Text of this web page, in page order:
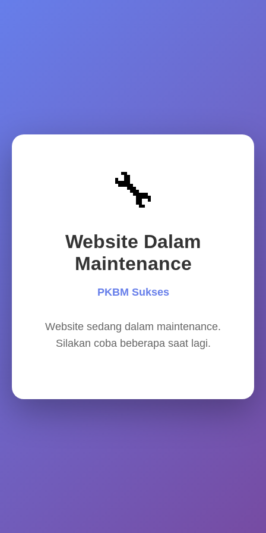
🔧
Website Dalam
Maintenance
PKBM Sukses
Website sedang dalam maintenance.
Silakan coba beberapa saat lagi.